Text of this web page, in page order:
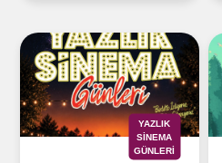
YAZLIK
SINEMA
GÜNLERI